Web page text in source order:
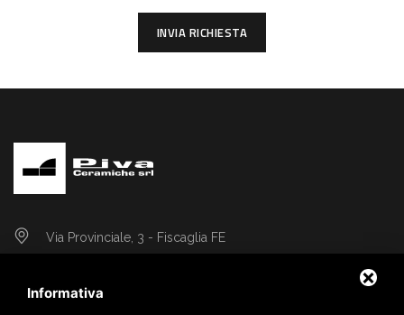
INVIA RICHIESTA
Via Provinciale, 3 - Fiscaglia FE
Informativa